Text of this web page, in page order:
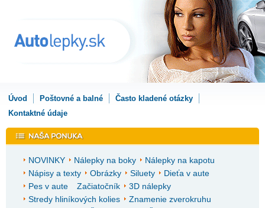
Úvod Poštovné a balné
Často kladené otázky
Kontaktné údaje
NOVINKY Nálepky na boky
Nálepky na kapotu
Nápisy a texty
Obrázky Siluety
Dieťa v aute
Pes v aute
Začiatočník
3D nálepky
Stredy hliníkových kolies
Znamenie zverokruhu